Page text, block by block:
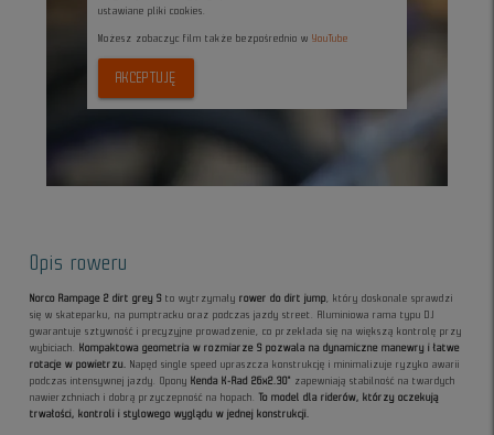
ustawiane pliki cookies.
Możesz zobaczyc film także bezpośrednio w YouTube
AKCEPTUJĘ
Opis roweru
Norco Rampage 2 dirt grey S to wytrzymałyrower do dirt jump
, który doskonale sprawdzi
się w skateparku, na pumptracku oraz podczas jazdy street. Aluminiowa rama typu DJ
gwarantuje sztywność i precyzyjne prowadzenie, co przekłada się na większą kontrolę przy
wybiciach. Kompaktowa geometria w rozmiarze S pozwala na dynamiczne manewry i łatwe
rotacje w powietrzu.
Napęd single speed upraszcza konstrukcję i minimalizuje ryzyko awarii
podczas intensywnej jazdy. Opony Kenda K-Rad 26x2.30" zapewniają stabilność na twardych
nawierzchniach i dobrą przyczepność na hopach.To model dla riderów, którzy oczekują
trwałości, kontroli i stylowego wyglądu w jednej konstrukcji.